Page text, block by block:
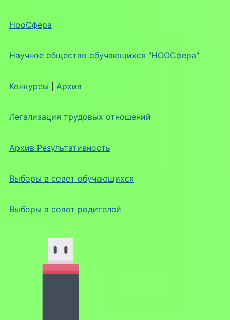
НооСфера
Научное общество обучающихся "НООСфера"
Конкурсы Архив
Легализация трудовых отношений
Архив Результативность
Выборы в совет обучающихся
Выборы в совет родителей